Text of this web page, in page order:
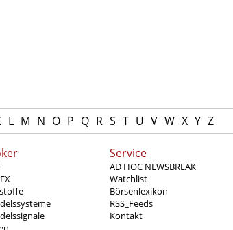
L M N O P Q R S T U V W X Y Z
Service
AD HOC NEWSBREAK
Watchlist
Börsenlexikon
RSS_Feeds
Kontakt